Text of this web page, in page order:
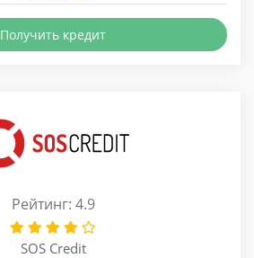
Получить кредит
Рейтинг: 4.9
SOS Credit